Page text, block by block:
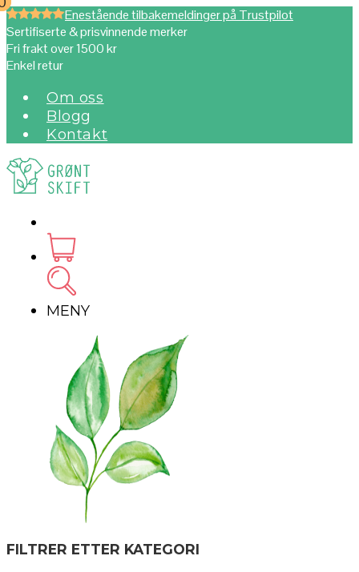
Enestående tilbakemeldinger på Trustpilot
Sertifiserte & prisvinnende merker
Fri frakt over 1500 kr
Enkel retur
Om oss
Blogg
Kontakt
MENY
FILTRER ETTER KATEGORI